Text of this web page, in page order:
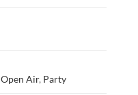
Open Air, Party